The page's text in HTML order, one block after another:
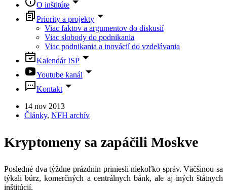
O inštitúte
Priority a projekty
Viac faktov a argumentov do diskusií
Viac slobody do podnikania
Viac podnikania a inovácií do vzdelávania
Kalendár ISP
Youtube kanál
Kontakt
14 nov 2013
Články, NFH archív
Kryptomeny sa zapáčili Moskve
Posledné dva týždne prázdnin priniesli niekoľko správ. Väčšinou sa
týkali búrz, komerčných a centrálnych bánk, ale aj iných štátnych
inštitúcií.